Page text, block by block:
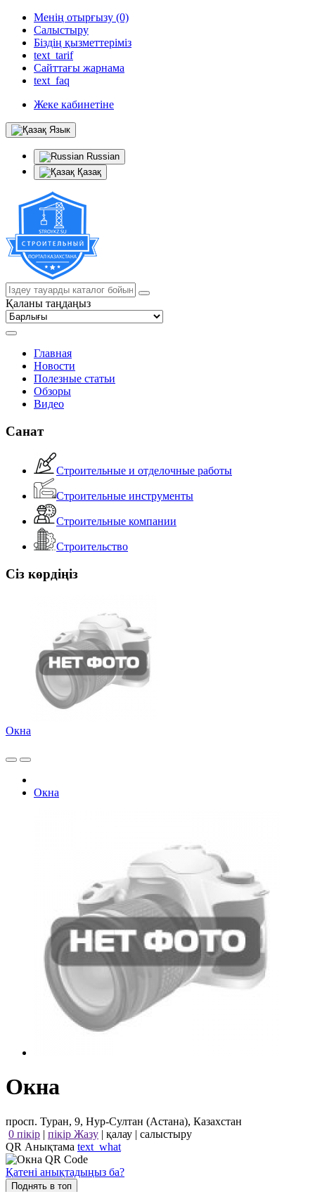
Менің отырғызу (0)
Салыстыру
Біздің қызметтеріміз
text_tarif
Сайттағы жарнама
text_faq
Жеке кабинетіне
Язык
Russian
Қазақ
Қаланы таңдаңыз
Главная
Новости
Полезные статьи
Обзоры
Видео
Санат
Строительные и отделочные работы
Строительные инструменты
Строительные компании
Строительство
Сіз көрдіңіз
Окна
Окна
Окна
просп. Туран, 9, Нур-Султан (Астана), Казахстан
0 пікір | пікір Жазу | қалау | салыстыру
QR Анықтама text_what
Қатені анықтадыңыз ба?
Поднять в топ